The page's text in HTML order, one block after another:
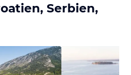
Serbien,